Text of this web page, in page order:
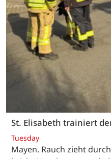
St. Elisabeth trainiert
Tuesday
Mayen. Rauch zieht